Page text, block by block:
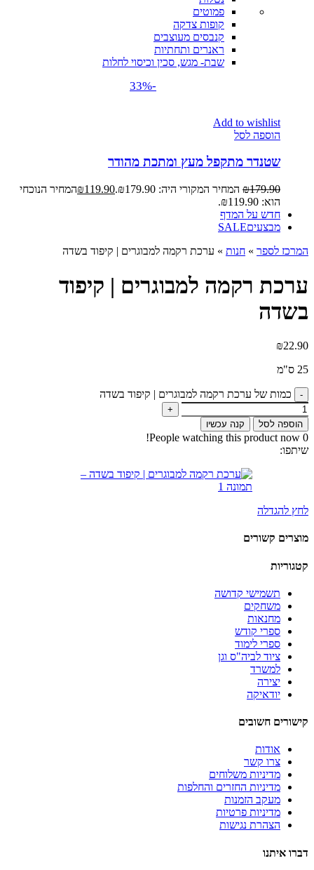
פמוטים
קופות צדקה
קנבסים מעוצבים
ראנרים ותחתיות
שבת- מגש, סכין וכיסוי לחלות
-33%
Add to wishlist
הוספה לסל
שטנדר מתקפל מעץ ומתכת מהודר
₪179.90 המחיר המקורי היה: ₪179.90. ₪119.90
המחיר הנוכחי
הוא: ₪119.90.
חדש על המדף
מבצעיםSALE
המרכז לספר » חנות » ערכת רקמה למבוגרים | קיפוד בשדה
ערכת רקמה למבוגרים | קיפוד
בשדה
₪22.90
25 ס"מ
כמות של ערכת רקמה למבוגרים | קיפוד בשדה
הוספה לסל קנה עכשיו
0
People watching this product now!
שיתפו:
לחץ להגדלה
מוצרים קשורים
קטגוריות
תשמישי קדושה
משחקים
מחנאות
ספרי קודש
ספרי לימוד
ציוד לביה"ס וגן
למשרד
יצירה
יודאיקה
קישורים חשובים
אודות
צרו קשר
מדיניות משלוחים
מדיניות החזרים והחלפות
מעקב הזמנות
מדיניות פרטיות
הצהרת נגישות
דברו איתנו